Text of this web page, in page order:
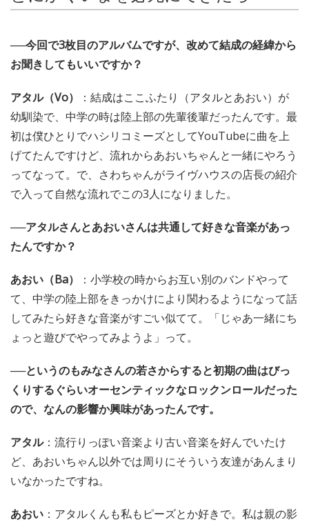
──今回で3枚目のアルバムですが、改めて結成の経緯から
お聞きしてもいいですか？
アタル（Vo）
：結成はここふたり（アタルとあおい）が
幼馴染で、中学の時は陸上部の先輩後輩だったんです。最
初は僕ひとりでハシリコミーズとしてYouTubeに曲を上
げてたんですけど、流れからあおいちゃんと一緒にやろう
ってなって。で、さわちゃんがライヴハウスの店長の紹介
で入って自然な流れでこの3人になりました。
──アタルさんとあおいさんは共通して好きな音楽があっ
たんですか？
あおい（Ba）
：小学校の時からお互い別のバンドやって
て、中学の陸上部をきっかけにより関わるようになって話
してみたら好きな音楽がすごい似てて。「じゃあ一緒にち
ょっと遊びでやってみようよ」って。
──というのもみなさんの若さからすると初期の曲はびっ
くりするぐらいオーセンティックなロックンロールだった
ので、なんの影響か興味があったんです。
アタル：流行りっぽい音楽より古い音楽を好んでいたけ
ど、あおいちゃん以外では周りにそういう友達があんまり
いなかったですね。
あおい ：アタルくんも私もピーズとか好きで。私は親の影